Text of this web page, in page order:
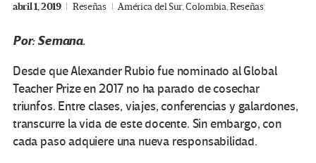
abril 1, 2019 Reseñas América del Sur,Colombia,Reseñas
Por: Semana.
Desde que Alexander Rubio fue nominado al Global
Teacher Prize en 2017 no ha parado de cosechar
triunfos. Entre clases, viajes, conferencias y galardones,
transcurre la vida de este docente. Sin embargo, con
cada paso adquiere una nueva responsabilidad.